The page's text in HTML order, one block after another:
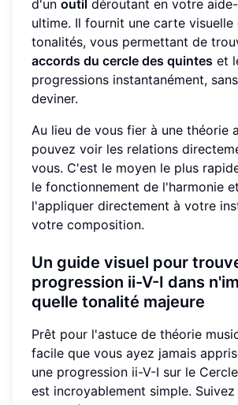
d'un outil déroutant en votre
ultime. Il fournit une carte
tonalités, vous permettant de
accords du cercle des quintes et
progressions instantanément,
deviner.
Au lieu de vous fier à une théorie
pouvez voir les relations
vous. C'est le moyen le plus
le fonctionnement de l'harmonie
l'appliquer directement à votre
votre composition.
Un guide visuel pour
progression ii-V-I dans
quelle tonalité majeure
Prêt pour l'astuce de théorie
facile que vous ayez jamais
une progression ii-V-I sur le
est incroyablement simple.